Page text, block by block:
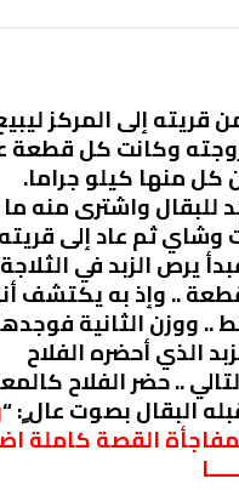
قريته إلى المركز
وكانت كل
كل منها كيلو جراما.
للبقال واشترى منه
ثم عاد إلى
يرص الزبد في
.. وإذ به يكتشف
فقط .. ووزن الثانية
الذي أحضره الفلاح
.. حضر الفلاح
البقال بصوت عال ٍ: “
القصة كاملة